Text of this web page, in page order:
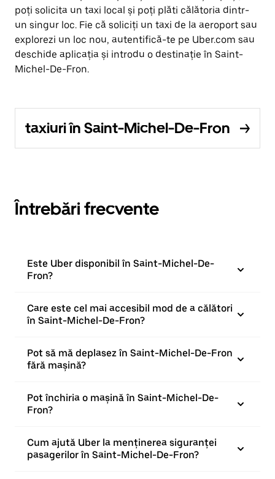
poți solicita un taxi local și poți plăti călătoria dintr-
un singur loc. Fie că soliciți un taxi de la aeroport sau
explorezi un loc nou, autentifică-te pe Uber.com sau
deschide aplicația și introdu o destinație în Saint-
Michel-De-Fron.
taxiuri în Saint-Michel-De-Fron
Întrebări frecvente
Este Uber disponibil în Saint-Michel-De-
Fron?
Care este cel mai accesibil mod de a călători
în Saint-Michel-De-Fron?
Pot să mă deplasez în Saint-Michel-De-Fron
fără mașină?
Pot închiria o mașină în Saint-Michel-De-
Fron?
Cum ajută Uber la menținerea siguranței
pasagerilor în Saint-Michel-De-Fron?